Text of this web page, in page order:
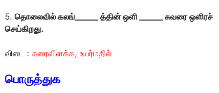
5. தொலைவில் கலங்______ த்தின் ஒளி ______ சுவரை ஒளிரச்
செய்கிறது.
விடை : கரைவிளக்க, உயர்மதில்
பொருத்துக